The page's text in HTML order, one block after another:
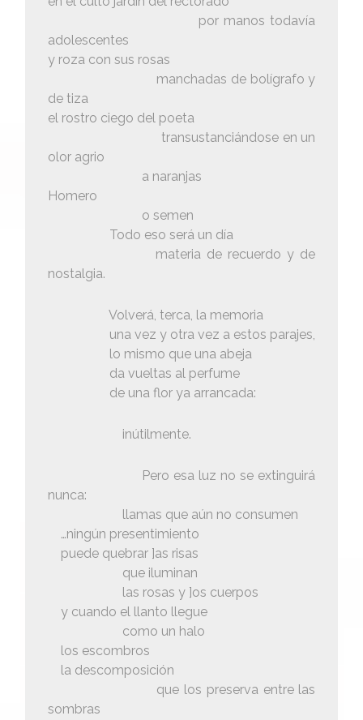
por manos todavía
adolescentes
y roza con sus rosas
manchadas de bolígrafo y
de tiza
el rostro ciego del poeta
transustanciándose en un
olor agrio
a naranjas
Homero
o semen
Todo eso será un día
materia de recuerdo y de
nostalgia.
Volverá, terca, la memoria
una vez y otra vez a estos parajes,
lo mismo que una abeja
da vueltas al perfume
de una flor ya arrancada:
inútilmente.
Pero esa luz no se extinguirá
nunca:
llamas que aún no consumen
…ningún presentimiento
puede quebrar ]as risas
que iluminan
las rosas y ]os cuerpos
y cuando el llanto llegue
como un halo
los escombros
la descomposición
que los preserva entre las
sombras